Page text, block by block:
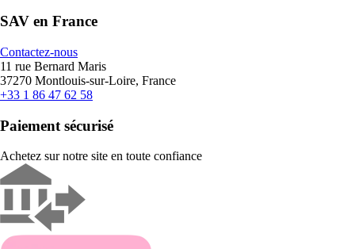
SAV en France
Contactez-nous
11 rue Bernard Maris
37270 Montlouis-sur-Loire, France
+33 1 86 47 62 58
Paiement sécurisé
Achetez sur notre site en toute confiance